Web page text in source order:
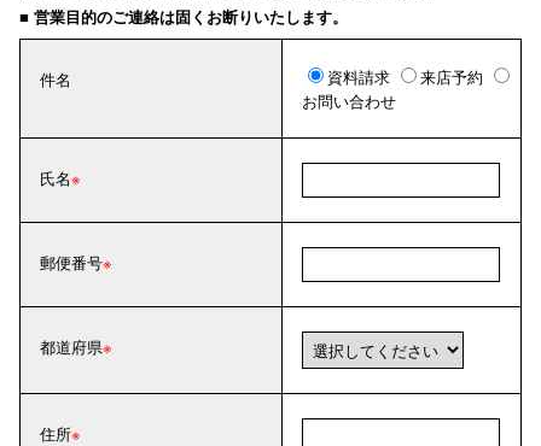
■ 営業目的のご連絡は固くお断りいたします。
件名 資料請求
来店予約
お問い合わせ
氏名
郵便番号
都道府県
住所